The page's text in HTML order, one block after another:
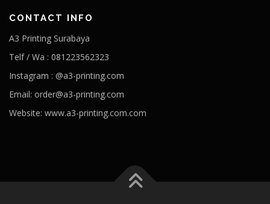
CONTACT INFO
A3 Printing Surabaya
Telf / Wa : 081223562323
Instagram : @a3-printing.com
Email: order@a3-printing.com
Website: www.a3-printing.com.com
counter viagra substitute walgreens
Viagra stock price penile cancer Viagra generico drsimi mexico
What would happen if a girl took viagra